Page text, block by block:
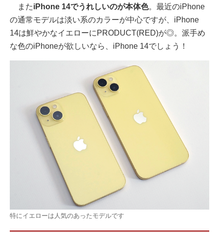
またiPhone 14でうれしいのが本体色。最近のiPhone
の通常モデルは淡い系のカラーが中心ですが、iPhone
14は鮮やかなイエローにPRODUCT(RED)が◎。派手め
な色のiPhoneが欲しいなら、iPhone 14でしょう！
特にイエローは人気のあったモデルです